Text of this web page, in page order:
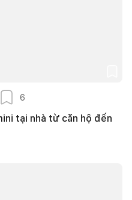
6
tại nhà từ căn hộ đến